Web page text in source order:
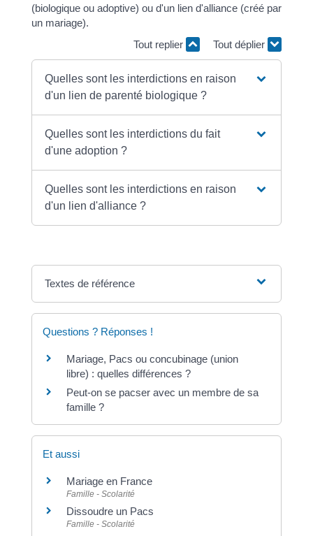
(biologique ou adoptive) ou d'un lien d'alliance (créé par
un mariage).
Tout replier
Tout déplier
Quelles sont les interdictions en raison
d'un lien de parenté biologique ?
Quelles sont les interdictions du fait
d'une adoption ?
Quelles sont les interdictions en raison
d'un lien d'alliance ?
Textes de référence
Questions ? Réponses !
Mariage, Pacs ou concubinage (union
libre) : quelles différences ?
Peut-on se pacser avec un membre de sa
famille ?
Et aussi
Mariage en France
Famille - Scolarité
Dissoudre un Pacs
Famille - Scolarité